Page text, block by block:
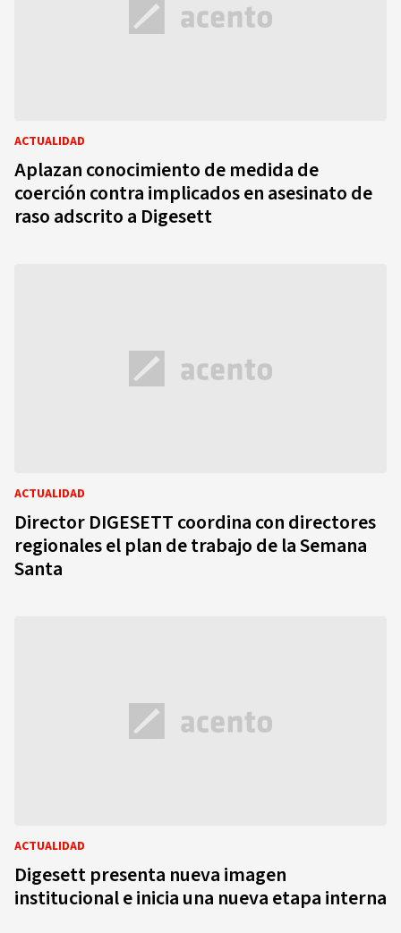
ACTUALIDAD
Aplazan conocimiento de medida de
coerción contra implicados en asesinato de
raso adscrito a Digesett
ACTUALIDAD
Director DIGESETT coordina con directores
regionales el plan de trabajo de la Semana
Santa
ACTUALIDAD
Digesett presenta nueva imagen
institucional e inicia una nueva etapa interna